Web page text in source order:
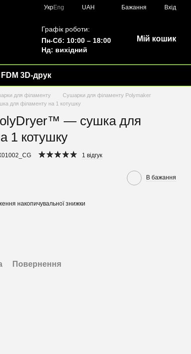
УкрEng UAH Бажання Вхід
Графік роботи:
Пн-Сб: 10:00 – 18:00
Нд: вихідний
Мій кошик
FDM 3D-друк
для філаменту
Сушарки для філаменту Polymaker
для філаменту на 1 котушку
— сушка для
1 котушку
1 відгук
В бажання
накопичувальної знижки
Повернення